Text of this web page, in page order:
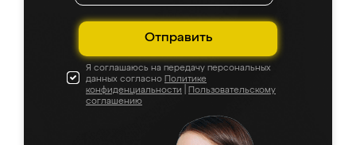
Отправить
Я соглашаюсь на передачу персональных
данных согласно Политике
конфиденциальности
Пользовательскому
соглашению